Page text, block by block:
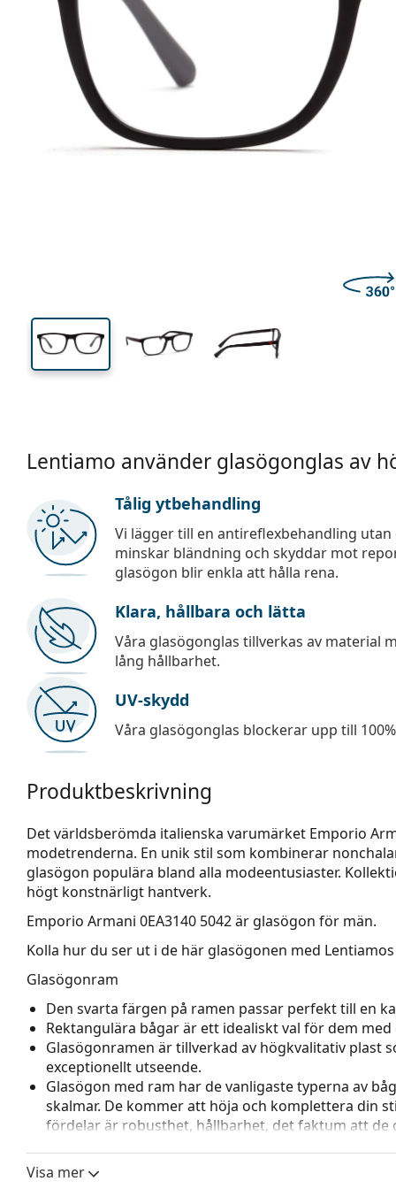
Lentiamo använder glasögonglas av
Tålig ytbehandling
Vi lägger till en antireflexbehandling
minskar bländning och skyddar mot
glasögon blir enkla att hålla rena.
Klara, hållbara och lätta
Våra glasögonglas tillverkas av material
lång hållbarhet.
UV-skydd
Våra glasögonglas blockerar upp till
Produktbeskrivning
Det världsberömda italienska varumärket Emporio
modetrenderna. En unik stil som kombinerar
glasögon populära bland alla modeentusiaster.
högt konstnärligt hantverk.
Emporio Armani 0EA3140 5042är glasögon för män.
Kolla hur du ser ut i de här glasögonen med
Glasögonram
Den svarta färgen på ramen passar perfekt till en
Rektangulära bågar är ett idealiskt val för dem
Glasögonramen är tillverkad av högkvalitativ plast
exceptionellt utseende.
Glasögon med ram har de vanligaste typerna av
skalmar. De kommer att höja och komplettera din
fördelar är robusthet, hållbarhet, det faktum att
Visa mer